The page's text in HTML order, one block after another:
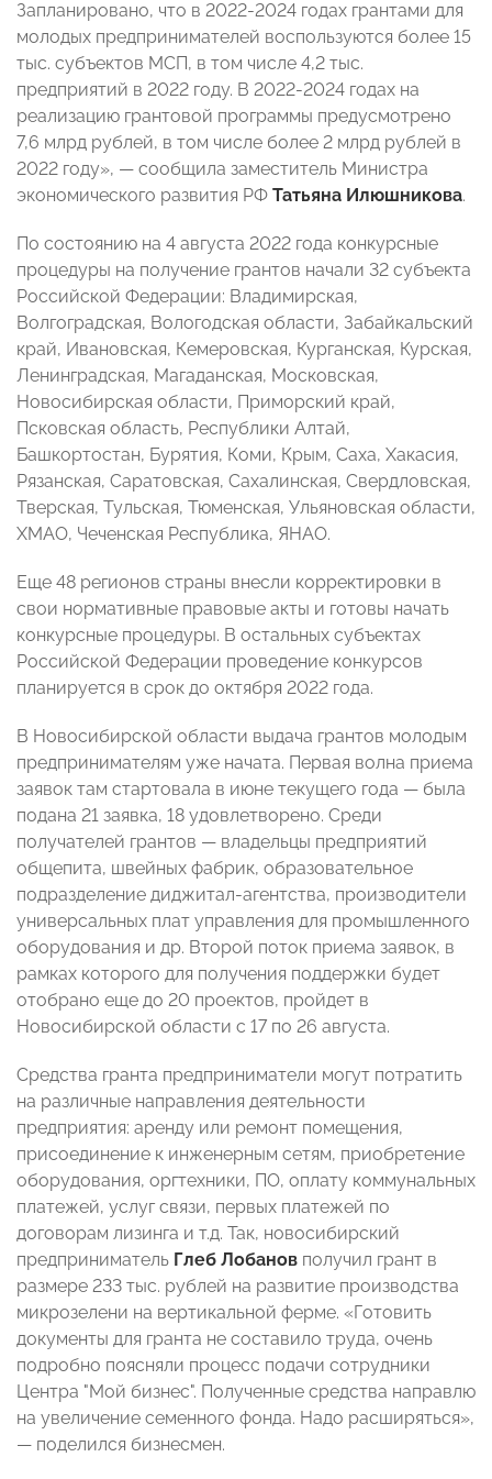
Запланировано, что в 2022-2024 годах грантами для
молодых предпринимателей воспользуются более 15
тыс. субъектов МСП, в том числе 4,2 тыс.
предприятий в 2022 году. В 2022-2024 годах на
реализацию грантовой программы предусмотрено
7,6 млрд рублей, в том числе более 2 млрд рублей в
2022 году», — сообщила заместитель Министра
экономического развития РФ Татьяна Илюшникова.
По состоянию на 4 августа 2022 года конкурсные
процедуры на получение грантов начали 32 субъекта
Российской Федерации: Владимирская,
Волгоградская, Вологодская области, Забайкальский
край, Ивановская, Кемеровская, Курганская, Курская,
Ленинградская, Магаданская, Московская,
Новосибирская области, Приморский край,
Псковская область, Республики Алтай,
Башкортостан, Бурятия, Коми, Крым, Саха, Хакасия,
Рязанская, Саратовская, Сахалинская, Свердловская,
Тверская, Тульская, Тюменская, Ульяновская области,
ХМАО, Чеченская Республика, ЯНАО.
Еще 48 регионов страны внесли корректировки в
свои нормативные правовые акты и готовы начать
конкурсные процедуры. В остальных субъектах
Российской Федерации проведение конкурсов
планируется в срок до октября 2022 года.
В Новосибирской области выдача грантов молодым
предпринимателям уже начата. Первая волна приема
заявок там стартовала в июне текущего года — была
подана 21 заявка, 18 удовлетворено. Среди
получателей грантов — владельцы предприятий
общепита, швейных фабрик, образовательное
подразделение диджитал-агентства, производители
универсальных плат управления для промышленного
оборудования и др. Второй поток приема заявок, в
рамках которого для получения поддержки будет
отобрано еще до 20 проектов, пройдет в
Новосибирской области с 17 по 26 августа.
Средства гранта предприниматели могут потратить
на различные направления деятельности
предприятия: аренду или ремонт помещения,
присоединение к инженерным сетям, приобретение
оборудования, оргтехники, ПО, оплату коммунальных
платежей, услуг связи, первых платежей по
договорам лизинга и т.д. Так, новосибирский
предприниматель Глеб Лобанов получил грант в
размере 233 тыс. рублей на развитие производства
микрозелени на вертикальной ферме. «Готовить
документы для гранта не составило труда, очень
подробно поясняли процесс подачи сотрудники
Центра "Мой бизнес". Полученные средства направлю
на увеличение семенного фонда. Надо расширяться»,
— поделился бизнесмен.